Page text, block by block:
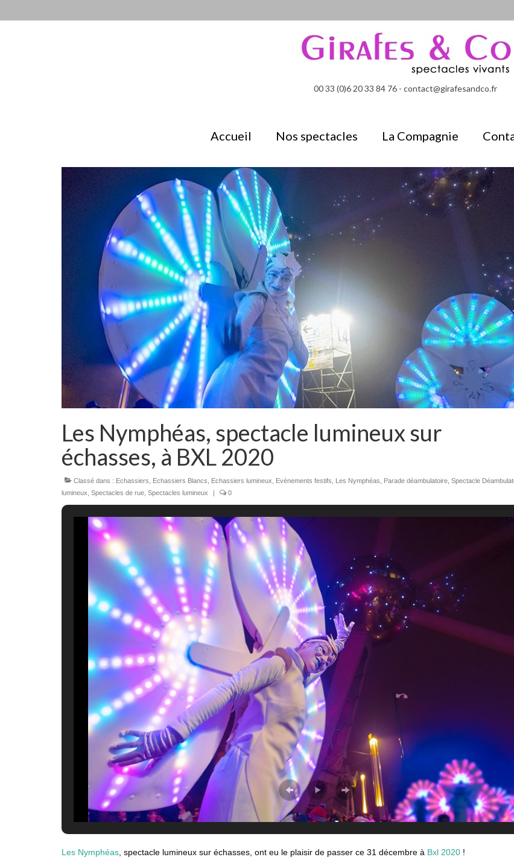
00 33 (0)6 20 33 84 76 - contact@girafesandco.fr
Accueil Nos spectacles La Compagnie
Les Nymphéas, spectacle lumineux sur
échasses, à BXL 2020
Classé dans : Echassiers Echassiers Blancs Echassiers lumineux Evènements festifs Les Nymphéas Parade déambulatoire Spectacle
lumineux Spectacles de rue Spectacles lumineux | 0
Les Nymphéas, spectacle lumineux sur échasses, ont eu le plaisir de passer ce 31 décembre à Bxl 2020 !